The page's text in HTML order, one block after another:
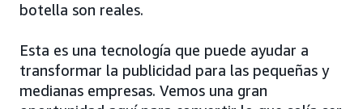
botella son reales.
Esta es una tecnología que puede ayudar a
transformar la publicidad para las pequeñas y
medianas empresas. Vemos una gran